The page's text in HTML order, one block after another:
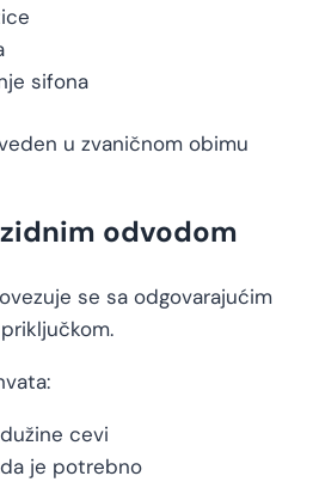
sifona
u zvaničnom obimu
odvodom
se sa odgovarajućim
cevi
je potrebno